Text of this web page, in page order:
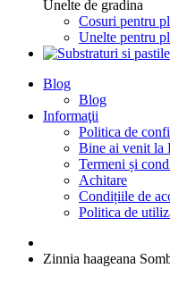
Unelte de gradina
Cosuri pentru
Unelte pentru
Blog
Blog
Informaţii
Politica de
Bine ai venit la
Termeni și
Achitare
Condițiile de
Politica de
Zinnia haageana